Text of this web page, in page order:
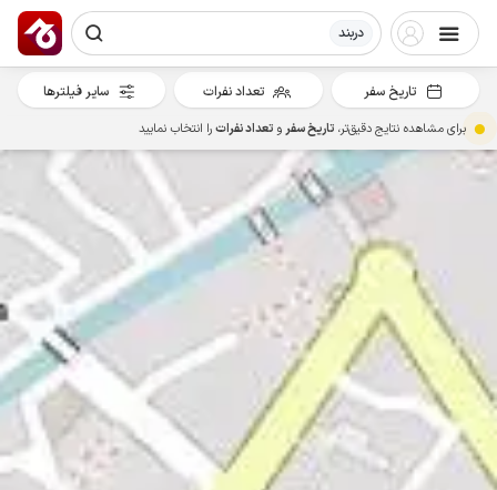
دربند
تاریخ سفر تعداد نفرات سایر فیلترها
برای مشاهده نتایج دقیق‌تر، تاریخ سفرو تعداد نفراترا انتخاب نمایید